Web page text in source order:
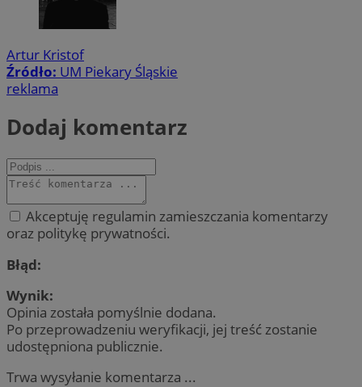
Artur Kristof
Źródło: UM Piekary Śląskie
reklama
Dodaj komentarz
Akceptuję regulamin zamieszczania komentarzy
oraz politykę prywatności.
Błąd:
Wynik:
Opinia została pomyślnie dodana.
Po przeprowadzeniu weryfikacji, jej treść zostanie
udostępniona publicznie.
Trwa wysyłanie komentarza ...